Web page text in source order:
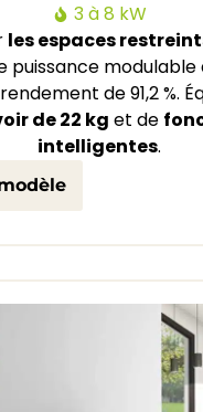
3 à 8 kW
les espaces
puissance modulable
de 91,2 %.
de 22 kg et de
intelligentes.